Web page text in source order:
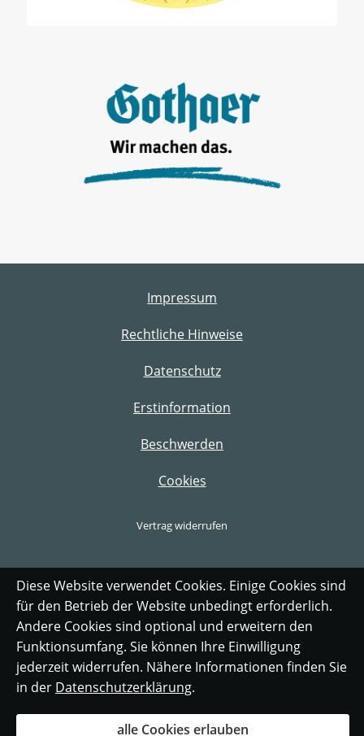
Impressum
Rechtliche Hinweise
Datenschutz
Erstinformation
Beschwerden
Cookies
Vertrag widerrufen
Diese Website verwendet Cookies. Einige Cookies sind
für den Betrieb der Website unbedingt erforderlich.
Andere Cookies sind optional und erweitern den
Funktionsumfang. Sie können Ihre Einwilligung
jederzeit widerrufen. Nähere Informationen finden Sie
in der Datenschutzerklärung.
alle Cookies erlauben